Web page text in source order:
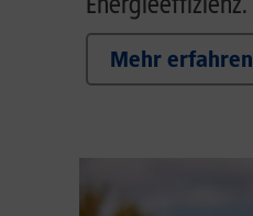
Mehr erfahren